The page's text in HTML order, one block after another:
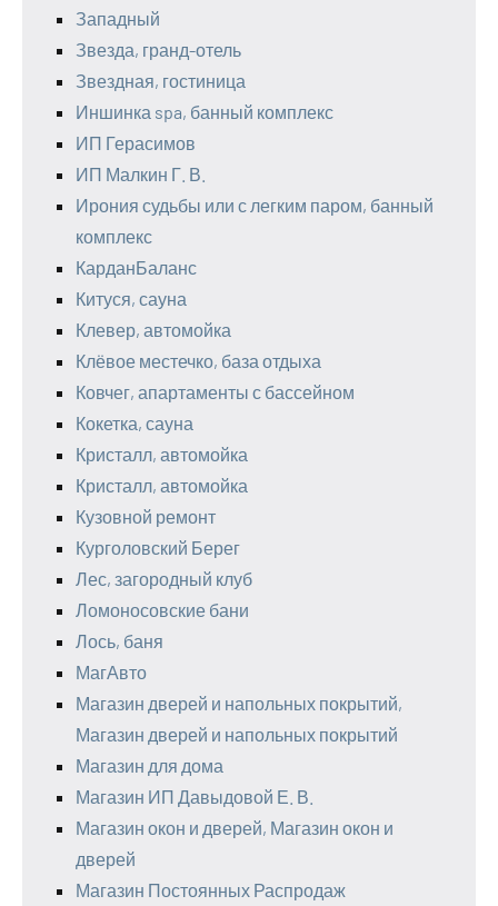
Западный
Звезда, гранд-отель
Звездная, гостиница
Иншинка spa, банный комплекс
ИП Герасимов
ИП Малкин Г. В.
Ирония судьбы или с легким паром, банный
комплекс
КарданБаланс
Китуся, сауна
Клевер, автомойка
Клёвое местечко, база отдыха
Ковчег, апартаменты с бассейном
Кокетка, сауна
Кристалл, автомойка
Кристалл, автомойка
Кузовной ремонт
Курголовский Берег
Лес, загородный клуб
Ломоносовские бани
Лось, баня
МагАвто
Магазин дверей и напольных покрытий,
Магазин дверей и напольных покрытий
Магазин для дома
Магазин ИП Давыдовой Е. В.
Магазин окон и дверей, Магазин окон и
дверей
Магазин Постоянных Распродаж